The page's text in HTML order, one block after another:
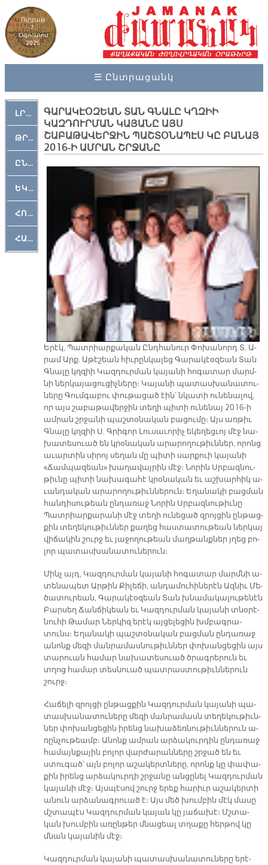
Ուրբաթ
7,
Օգոստոս
2026
☰ Ընտրացանկ
ԼՐԱՀՈՍ
ԹՐՔԱՀԱՅ ԿԵԱՆՔ
ԸՆԿԵՐԱՄՇԱԿՈՒԹԱՅԻՆ
ԵԿԵՂԵՑԱԿԱՆ
ՀՈԳԵՄՏԱՒՈՐ
ՀԱՐԹԱԿ
ԳԱՐԱԿԷՕԶԵԱՆ ՏԱՆ ԳՆԱԼԸ ԿՂԶԻԻ
ԿԱԶԴՈՒՐՄԱՆ ԿԱՅԱՆԸ ԱՅՍ
ՇԱԲԱԹԱՎԵՐՋԻՆ ՊԱՇՏՕՆԱՊԷՍ ԿԸ ԲԱՆԱՅ
2016-Ի ԱՄՐԱՆ ՇՐՋԱՆԸ
Ե­րէկ, Պատ­րիար­քա­կան Ընդ­հա­նուր Փո­խա­նորդ Տ. Ա­
րամ Արք. Ա­թէ­շեան հիւ­րըն­կա­լեց Գա­րա­կէօ­զեան Տան
Գնա­լը կղզիի Կազ­դուր­ման կա­յա­նի հո­գա­տար մարմ­
նի ներ­կա­յա­ցու­ցիչ­նե­րը։ Կա­յա­նի պա­տաս­խա­նա­տու­
նե­րը Գում­գա­բու փու­թա­ցած էին՝ նկա­տի ու­նե­նա­լով,
որ այս շա­բա­թա­վեր­ջին տե­ղի պի­տի ու­նե­նայ 2016-ի
ամ­րան շրջա­նի պաշ­տօ­նա­կան բա­ցու­մը։ Այս առ­թիւ
Գնա­լը կղզիի Ս. Գրի­գոր Լու­սա­ւո­րիչ ե­կե­ղեց­ւոյ մէջ նա­
խա­տե­սուած են կրօ­նա­կան ա­րա­րո­ղու­թիւն­ներ, ո­րոնց
ա­ւար­տին սի­րոյ սե­ղան մը պի­տի սար­քուի կա­յա­նի
«Ճամ­պա­զեան» խա­ղա­վայ­րին մէջ։ Նո­րին Սրբազ­նու­
թիւ­նը պի­տի նա­խա­գա­հէ կրօ­նա­կան եւ աշ­խար­հիկ ա­
ւան­դա­կան ա­րա­րո­ղու­թիւն­նե­րուն։ Ե­ղա­նա­կի բաց­ման
հան­դի­սու­թեան ըն­դա­ռաջ Նո­րին Սրբազ­նու­թիւ­նը
Պատ­րիար­քա­րա­նի մէջ տե­ղի ու­նե­ցած զրոյ­ցին ըն­թաց­
քին տե­ղե­կու­թիւն­ներ քա­ղեց հաս­տա­տու­թեան ներ­կայ
վի­ճա­կին շուրջ եւ յա­ջո­ղու­թեան մաղ­թանք­ներ յղեց բո­
լոր պա­տաս­խա­նա­տու­նե­րուն։
Մինչ այդ, Կազ­դուր­ման կա­յա­նի հո­գա­տար մարմ­նի ա­
տե­նա­պետ Ար­թին Քի­լե­ճի, ան­դա­մու­հի­նե­րէն Ազ­նիւ Մե­
ծա­տու­րեան, Գա­րա­կէօ­զեան Տան խնա­մա­կա­լու­թե­նէն
Բար­սեղ Ճան­ճի­կեան եւ Կազ­դուր­ման կա­յա­նի տնօ­րէ­
նու­հի Թա­մար Ներ­կիզ ե­րէկ այ­ցե­լե­ցին խմբագ­րա­
տունս։ Ե­ղա­նա­կի պաշ­տօ­նա­կան բաց­ման ըն­դա­ռաջ
ա­նոնք մե­զի ման­րա­մաս­նու­թիւն­ներ փո­խան­ցե­ցին այս
տա­րուան հա­մար նա­խա­տե­սուած ծրագ­րե­րուն եւ
տղոց հա­մար տես­նուած պատ­րաս­տու­թիւն­նե­րուն
շուրջ։
Հա­ճե­լի զրոյ­ցի ըն­թաց­քին Կազ­դուր­ման կա­յա­նի պա­
տաս­խա­նա­տու­նե­րը մե­զի ման­րա­մասն տե­ղե­կու­թիւն­
ներ փո­խան­ցե­ցին ի­րենց նա­խա­ձեռ­նու­թիւն­նե­րուն ա­
ռըն­չու­թեամբ։ Ա­նոնք ամ­րան ար­ձա­կուր­դին ըն­դա­ռաջ
հա­մայն­քա­յին բո­լոր վար­ժա­րան­նե­րը շրջած են եւ
ստու­գած՝ այն բո­լոր ա­շա­կերտ­նե­րը, ո­րոնք կը փա­փա­
քին ի­րենց ար­ձա­կուր­դի շրջա­նը ան­ցը­նել Կազ­դուր­ման
կա­յա­նի մէջ։ Այս­պէ­սով շուրջ ե­րեք հա­րիւր ա­շա­կեր­տի
ա­նուն ար­ձա­նագ­րուած է։ Այս մեծ խում­բին մէկ մա­սը
մշտա­պէս Կազ­դուր­ման կա­յան կը յա­ճա­խէ։ Մշտա­
կան խում­բին ա­ռըն­թեր մնա­ցեալ տղա­քը հեր­թով կը
մնան կա­յա­նին մէջ։
Կազ­դուր­ման կա­յա­նի պա­տաս­խա­նա­տու­նե­րը ե­րէ­